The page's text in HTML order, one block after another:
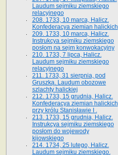
Laudum sejmiku ziemskiego
relacyjnego
208. 1733, 10 marca, Halicz.
Konfederacya ziemian halickich­
209. 1733, 10 marca, Halicz.
Instrukcya sejmiku ziemskiego
posłom na sejm konwokacyjny
210. 1733, 7 lipca, Halicz.
Laudum sejmiku ziemskiego
relacyjnego
211. 1733, 31 sierpnia, pod
Gruszką. Laudum obozowe
szlachty halickiej
212. 1733, 15 grudnia, Halicz.
Konfederacya ziemian halickich
przy królu Stanisławie I .
213. 1733, 15 grudnia, Halicz.
Instrukcya sejmiku ziemskiego
posłom do wojewody
kijowskiego
214. 1734, 25 lutego, Halicz.
Laudum sejmiku ziemskiego.